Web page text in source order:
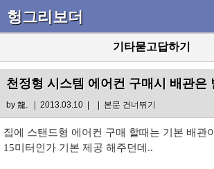
헝그리보더
기타묻고답하기
천정형 시스템 에어컨 구매시 배관은
by龍.| 2013.03.10 | | 본문 건너뛰기
집에 스탠드형 에어컨 구매 할때는 기본 배관
15미터인가 기본 제공 해주던데..